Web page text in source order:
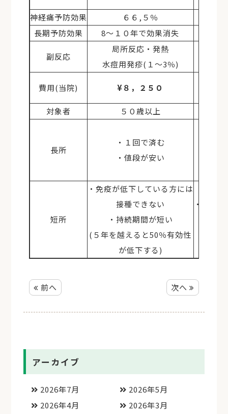
神経痛予防効果
６６,５％
長期予防効果
8～１０年で効果消失
副反応
局所反応・発熱
水痘用発疹(１～3％)
費用(当院) ¥８，２５０
対象者 ５０歳以上
長所
・１回で済む
・値段が安い
短所
・免疫が低下している方には
接種できない
・持続期間が短い
(５年を越えると50％有効性
が低下する)
・接種
前へ 次へ
アーカイブ
2026年7月
2026年5月
2026年4月
2026年3月